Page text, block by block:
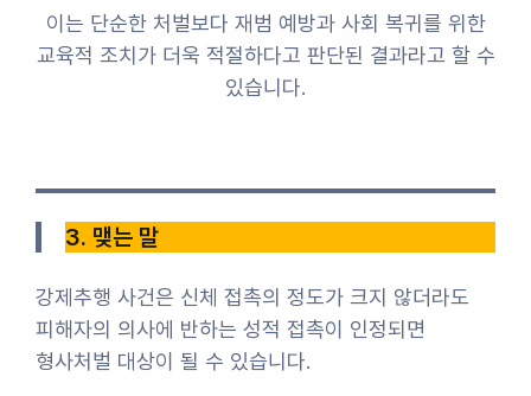
이는 단순한 처벌보다 재범 예방과 사회 복귀를 위한
교육적 조치가 더욱 적절하다고 판단된 결과라고 할 수
있습니다.
3. 맺는 말
강제추행 사건은 신체 접촉의 정도가 크지 않더라도
피해자의 의사에 반하는 성적 접촉이 인정되면
형사처벌 대상이 될 수 있습니다.